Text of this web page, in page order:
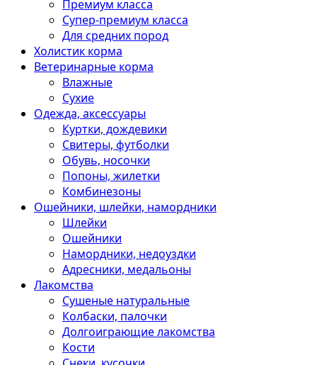
Премиум класса
Супер-премиум класса
Для средних пород
Холистик корма
Ветеринарные корма
Влажные
Сухие
Одежда, аксессуары
Куртки, дождевики
Свитеры, футболки
Обувь, носочки
Попоны, жилетки
Комбинезоны
Ошейники, шлейки, намордники
Шлейки
Ошейники
Намордники, недоуздки
Адресники, медальоны
Лакомства
Сушеные натуральные
Колбаски, палочки
Долгоиграющие лакомства
Кости